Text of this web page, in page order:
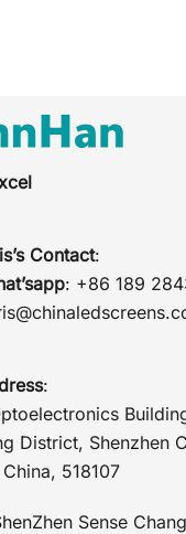
Contact:
: +86 189
:
District, Shenzhen
518107
Sense